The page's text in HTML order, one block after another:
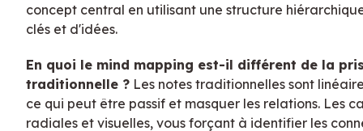
concept central en utilisant une structure
clés et d'idées.
En quoi le mind mapping est-il différent de la
traditionnelle ? Les notes traditionnelles sont
ce qui peut être passif et masquer les relations. Les
radiales et visuelles, vous forçant à identifier les